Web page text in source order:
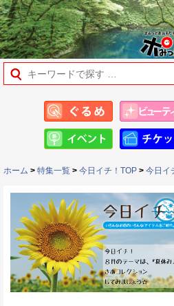
ホーム > 特集一覧 > 今日イチ！TOP > 今日イ